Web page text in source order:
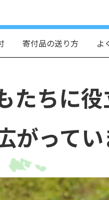
寄付品の送り方 よ
たちに
ってい